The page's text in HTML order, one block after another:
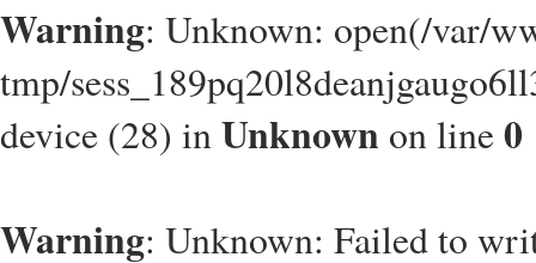
Warning: Unknown: open(/var/
tmp/
device (28) inUnknown on line0
Warning: Unknown: Failed to